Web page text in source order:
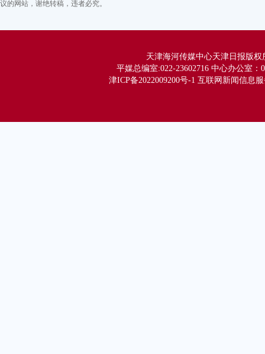
议的网站，谢绝转稿，违者必究。
天津海河传媒中心天津日报版权
平媒总编室:022-23602716 中心办公室：
津ICP备2022009200号-1 互联网新闻信息